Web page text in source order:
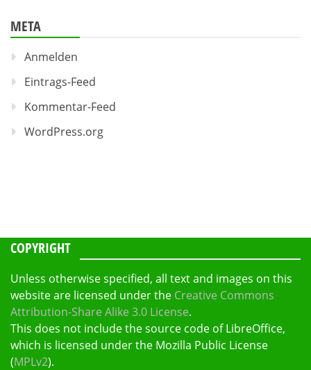
META
Anmelden
Eintrags-Feed
Kommentar-Feed
WordPress.org
COPYRIGHT
Unless otherwise specified, all text and images on this
website are licensed under the Creative Commons
Attribution-Share Alike 3.0 License.
This does not include the source code of LibreOffice,
which is licensed under the Mozilla Public License
(MPLv2).